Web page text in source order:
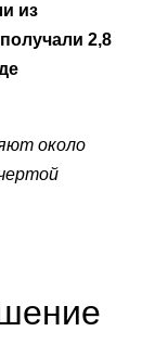
из
2,8
около